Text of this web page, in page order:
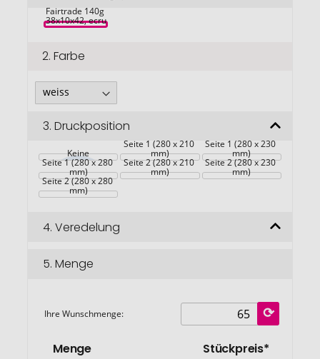
springenFairtrade 140g
38x10x42, ecru
2. Farbe
3. Druckposition
Keine
Seite 1 (280 x 210
mm)
Seite 1 (280 x 230
mm)
Seite 1 (280 x 280
mm)
Seite 2 (280 x 210
mm)
Seite 2 (280 x 230
mm)
Seite 2 (280 x 280
mm)
4. Veredelung
5. Menge
Ihre Wunschmenge:
Menge
Stückpreis*